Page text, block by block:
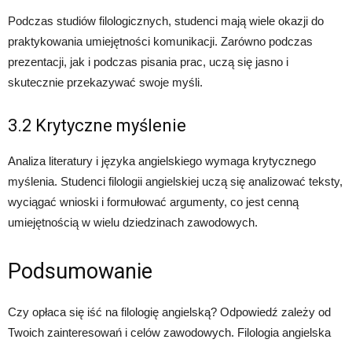
Podczas studiów filologicznych, studenci mają wiele okazji do
praktykowania umiejętności komunikacji. Zarówno podczas
prezentacji, jak i podczas pisania prac, uczą się jasno i
skutecznie przekazywać swoje myśli.
3.2 Krytyczne myślenie
Analiza literatury i języka angielskiego wymaga krytycznego
myślenia. Studenci filologii angielskiej uczą się analizować teksty,
wyciągać wnioski i formułować argumenty, co jest cenną
umiejętnością w wielu dziedzinach zawodowych.
Podsumowanie
Czy opłaca się iść na filologię angielską? Odpowiedź zależy od
Twoich zainteresowań i celów zawodowych. Filologia angielska